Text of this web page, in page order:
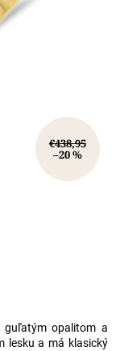
€438,95
–20 %
guľatým opalitom a
lesku a má klasický